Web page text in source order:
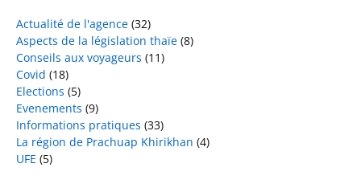
Actualité de l'agence (32)
Aspects de la législation thaïe (8)
Conseils aux voyageurs (11)
Covid (18)
Elections (5)
Evenements (9)
Informations pratiques (33)
La région de Prachuap Khirikhan (4)
UFE (5)